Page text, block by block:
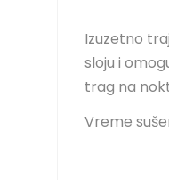
Izuzetno
sloju i
trag na
Vreme